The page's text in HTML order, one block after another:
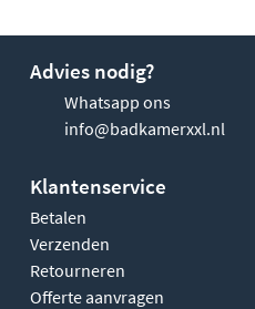
Advies nodig?
Whatsapp ons
info@badkamerxxl.nl
Klantenservice
Betalen
Verzenden
Retourneren
Offerte aanvragen